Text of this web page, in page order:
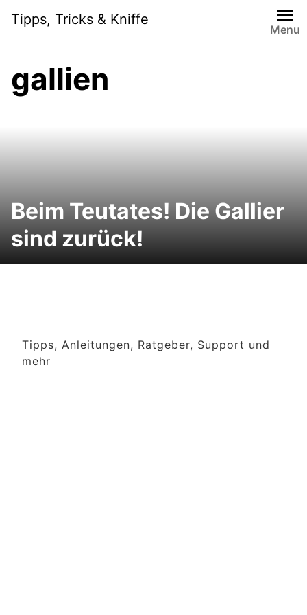
content
Tipps, Tricks & Kniffe
Menu
gallien
Beim Teutates! Die Gallier
sind zurück!
Tipps, Anleitungen, Ratgeber, Support und
mehr